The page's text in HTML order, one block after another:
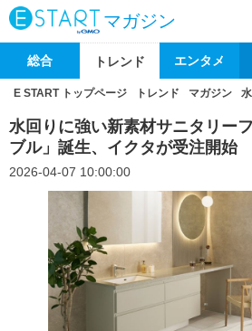
マガジン
総合 トレンド エンタメ
E START トップページ トレンド マガジン
水回りに強い新素材サニタリー
ブル」誕生、イクタが受注開始
2026-04-07 10:00:00